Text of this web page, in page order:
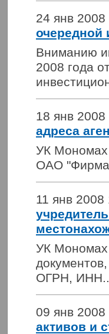
24 янв
очередной
Вниманию
2008 года
18 янв
адреса
УК Мономах
ОАО "Фирма
11 янв 2008
УК Мономах
ОГРН,
09 янв
активов и